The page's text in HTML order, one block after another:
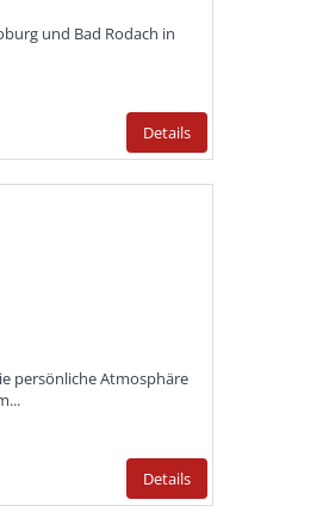
und Bad Rodach in
Details
persönliche Atmosphäre
Details